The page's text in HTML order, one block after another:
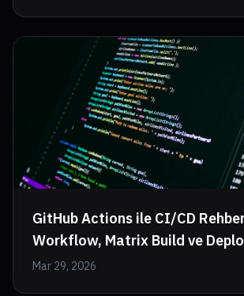
GitHub Actions ile CI/CD
Workflow, Matrix Build ve
Mar 29, 2026